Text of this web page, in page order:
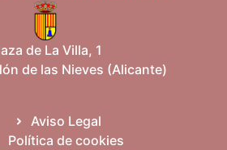
de La Villa, 1
de las Nieves (Alicante)
Aviso Legal
Política de cookies